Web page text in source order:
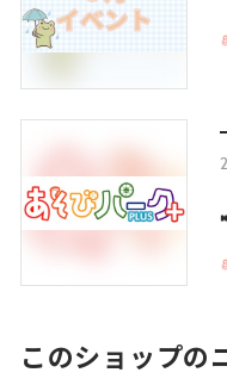
このショップの